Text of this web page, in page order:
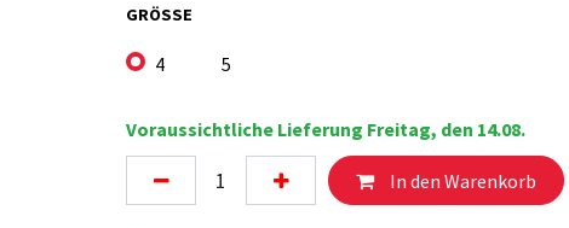
GRÖSSE
4 5
Voraussichtliche Lieferung Freitag, den 14.08.
In den Warenkorb